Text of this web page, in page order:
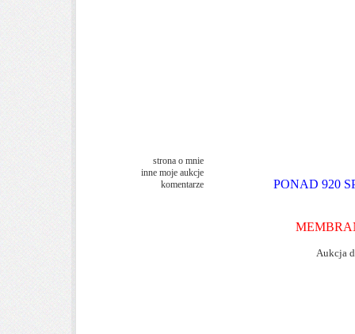
strona o mnie
inne moje aukcje
komentarze
PONAD 920
Aukcja